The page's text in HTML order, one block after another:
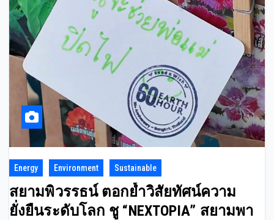
Energy Environment Sustainable
สยามพิวรรธน์ ตอกย้ำวิสัยทัศน์ความ
ยั่งยืนระดับโลก ชู “NEXTOPIA” สยามพา